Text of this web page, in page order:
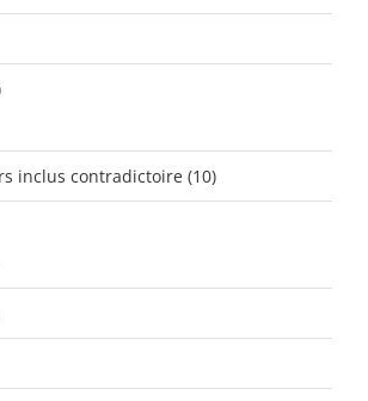
inclus contradictoire (10)